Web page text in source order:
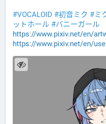
#VOCALOID #初音ミク #ミ
ットホール #バニーガール
https://www.pixiv.net/en/
https://www.pixiv.net/en/